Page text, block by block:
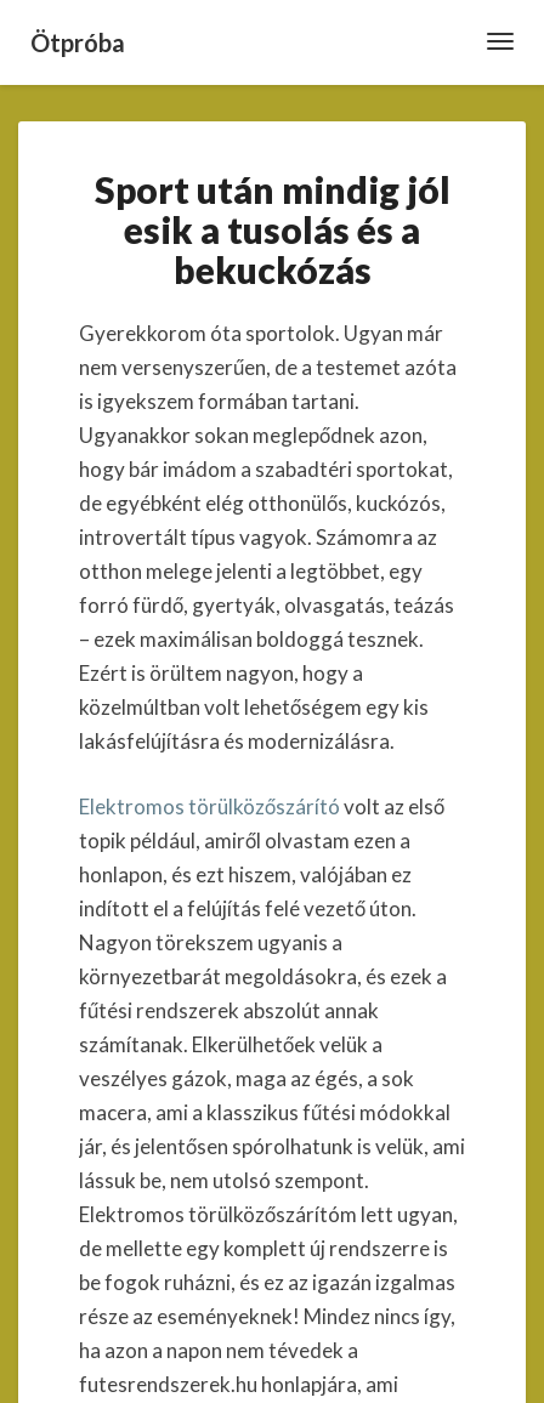
Ötpróba
után
mindig
jól
esik
a
és
a
bekuckózás
Sport után mindig jól
esik a tusolás és a
bekuckózás
Gyerekkorom óta sportolok. Ugyan már
nem versenyszerűen, de a testemet azóta
is igyekszem formában tartani.
Ugyanakkor sokan meglepődnek azon,
hogy bár imádom a szabadtéri sportokat,
de egyébként elég otthonülős, kuckózós,
introvertált típus vagyok. Számomra az
otthon melege jelenti a legtöbbet, egy
forró fürdő, gyertyák, olvasgatás, teázás
– ezek maximálisan boldoggá tesznek.
Ezért is örültem nagyon, hogy a
közelmúltban volt lehetőségem egy kis
lakásfelújításra és modernizálásra.
Elektromos törülközőszárítóvolt az első
topik például, amiről olvastam ezen a
honlapon, és ezt hiszem, valójában ez
indított el a felújítás felé vezető úton.
Nagyon törekszem ugyanis a
környezetbarát megoldásokra, és ezek a
fűtési rendszerek abszolút annak
számítanak. Elkerülhetőek velük a
veszélyes gázok, maga az égés, a sok
macera, ami a klasszikus fűtési módokkal
jár, és jelentősen spórolhatunk is velük, ami
lássuk be, nem utolsó szempont.
Elektromos törülközőszárítóm lett ugyan,
de mellette egy komplett új rendszerre is
be fogok ruházni, és ez az igazán izgalmas
része az eseményeknek! Mindez nincs így,
ha azon a napon nem tévedek a
futesrendszerek.hu honlapjára, ami